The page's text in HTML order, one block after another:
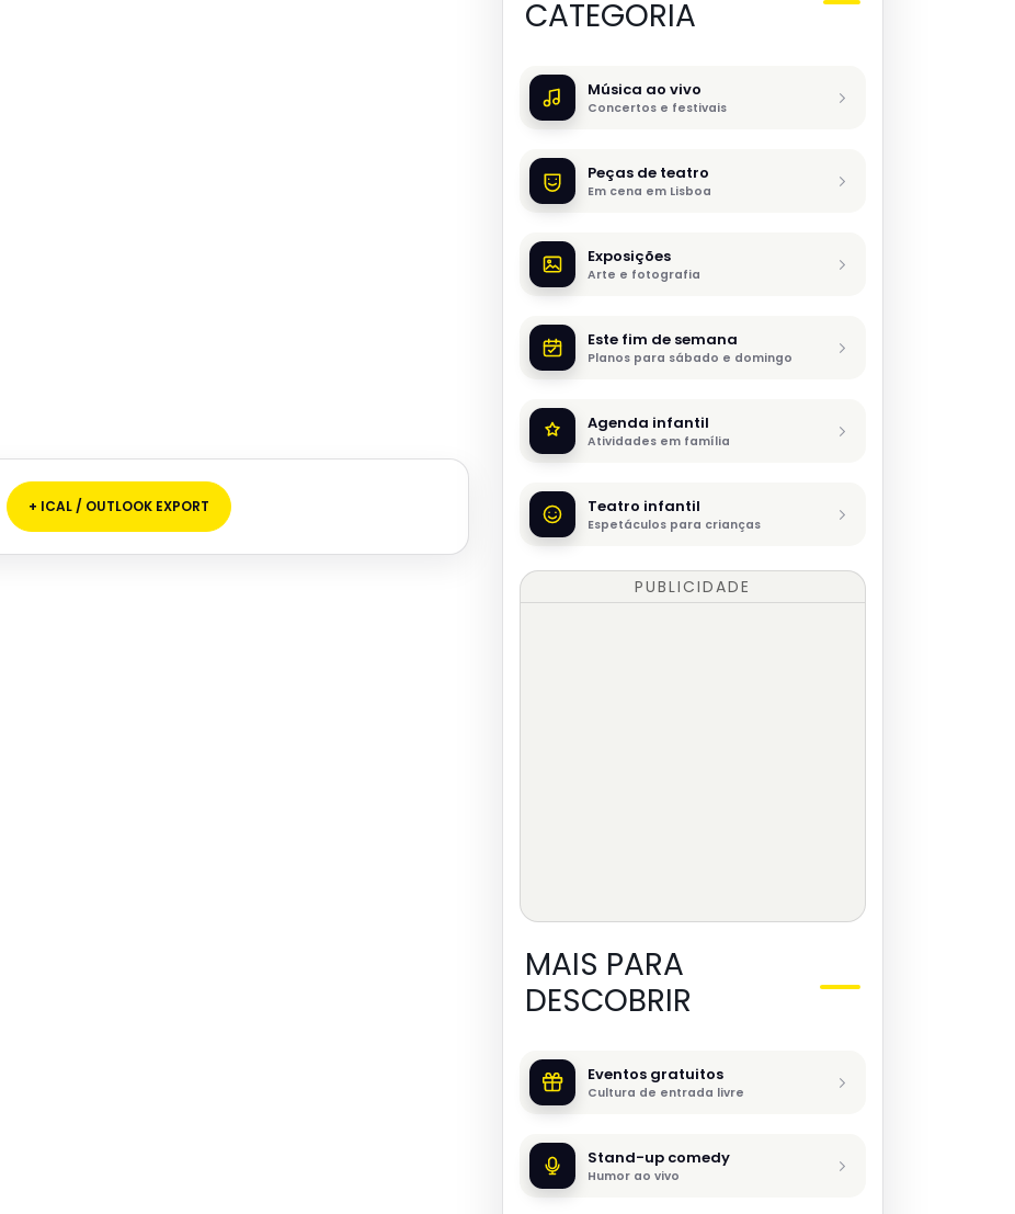
+ ICAL / OUTLOOK EXPORT
CATEGORIA
Música ao vivo
Concertos e festivais
Peças de teatro
Em cena em Lisboa
Exposições
Arte e fotografia
Este fim de semana
Planos para sábado e domingo
Agenda infantil
Atividades em família
Teatro infantil
Espetáculos para crianças
PUBLICIDADE
MAIS PARA
DESCOBRIR
Eventos gratuitos
Cultura de entrada livre
Stand-up comedy
Humor ao vivo